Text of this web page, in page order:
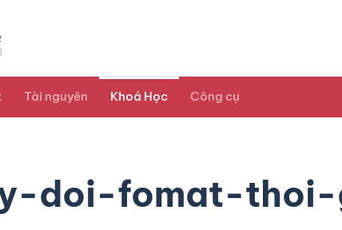
Tài nguyên Khoá Học Công cụ
doi-fomat-thoi-